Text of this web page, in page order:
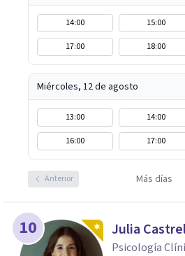
14:00 15:00
17:00
18:00
Miércoles, 12 de agosto
13:00 14:00
16:00
17:00
Anterior Más días
10 Julia
Psicología